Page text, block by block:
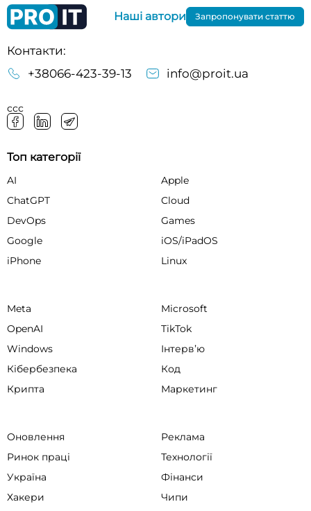
Контакти:
+38066-423-39-13
info@proit.ua
ссс
Наші автори Запропонувати статтю
Топ категорії
AI
Apple
ChatGPT
Cloud
DevOps
Games
Google
iOS/iPadOS
iPhone
Linux
Meta
Microsoft
OpenAI
TikTok
Windows
Інтервʼю
Кібербезпека
Код
Крипта
Маркетинг
Оновлення
Реклама
Ринок праці
Технології
Україна
Фінанси
Хакери
Чипи